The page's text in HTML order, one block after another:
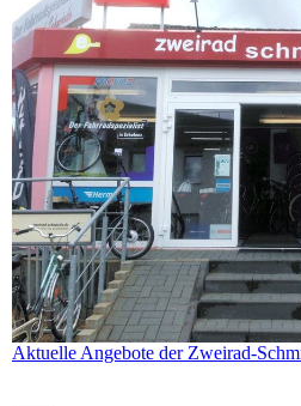
Aktuelle Angebote der Zweirad-